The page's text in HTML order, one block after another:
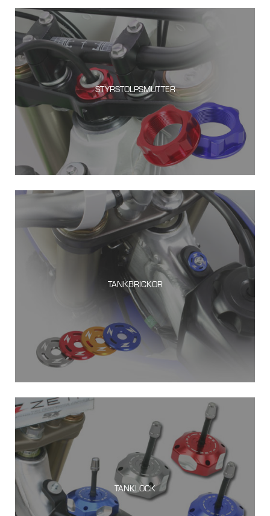
STYRSTOLPSMUTTER
TANKBRICKOR
TANKLOCK